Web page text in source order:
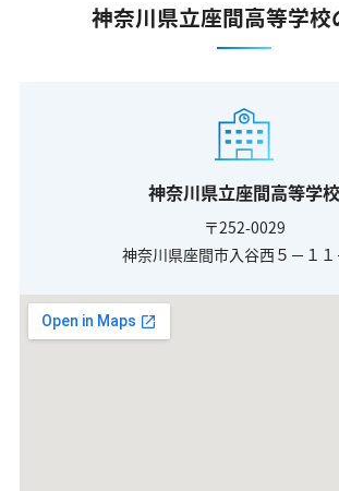
神奈川県立座間高等学校
神奈川県立座間高等学校
〒252-0029
神奈川県座間市入谷西５－１１